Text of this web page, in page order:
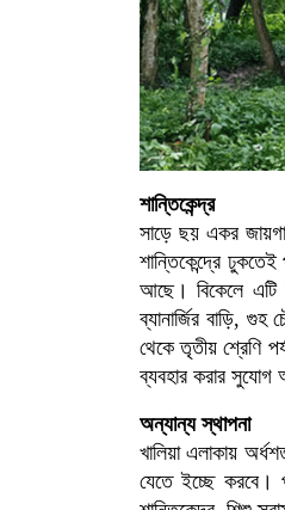
শান্তিকেন্দ্র
সাড়ে ছয় একর জায়গা
শান্তিকেন্দ্রে
আছে। বিকেলে এটি
ব্যানার্জির বাড়ি,
থেকে তৃতীয় শ্রেণি
ব্যবহার করার সুযোগ
অন্যান্য স্থাপনা
খালিয়া এলাকায়
যেতে ইচ্ছে করবে।